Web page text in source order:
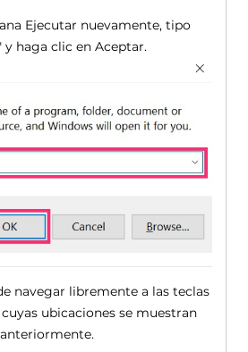
Ejecutar nuevamente, tipo
y haga clic en Aceptar.
navegar libremente a las teclas
ubicaciones se muestran
anteriormente.